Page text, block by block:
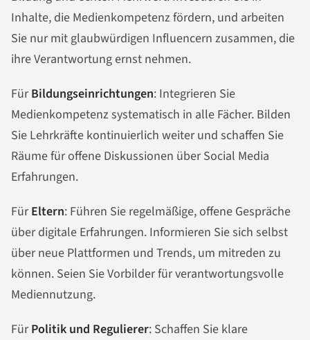
Inhalte, die Medienkompetenz fördern, und arbeiten
Sie nur mit glaubwürdigen Influencern zusammen, die
ihre Verantwortung ernst nehmen.
FürBildungseinrichtungen: Integrieren Sie
Medienkompetenz systematisch in alle Fächer. Bilden
Sie Lehrkräfte kontinuierlich weiter und schaffen Sie
Räume für offene Diskussionen über Social Media
Erfahrungen.
FürEltern: Führen Sie regelmäßige, offene Gespräche
über digitale Erfahrungen. Informieren Sie sich selbst
über neue Plattformen und Trends, um mitreden zu
können. Seien Sie Vorbilder für verantwortungsvolle
Mediennutzung.
FürPolitik und Regulierer: Schaffen Sie klare